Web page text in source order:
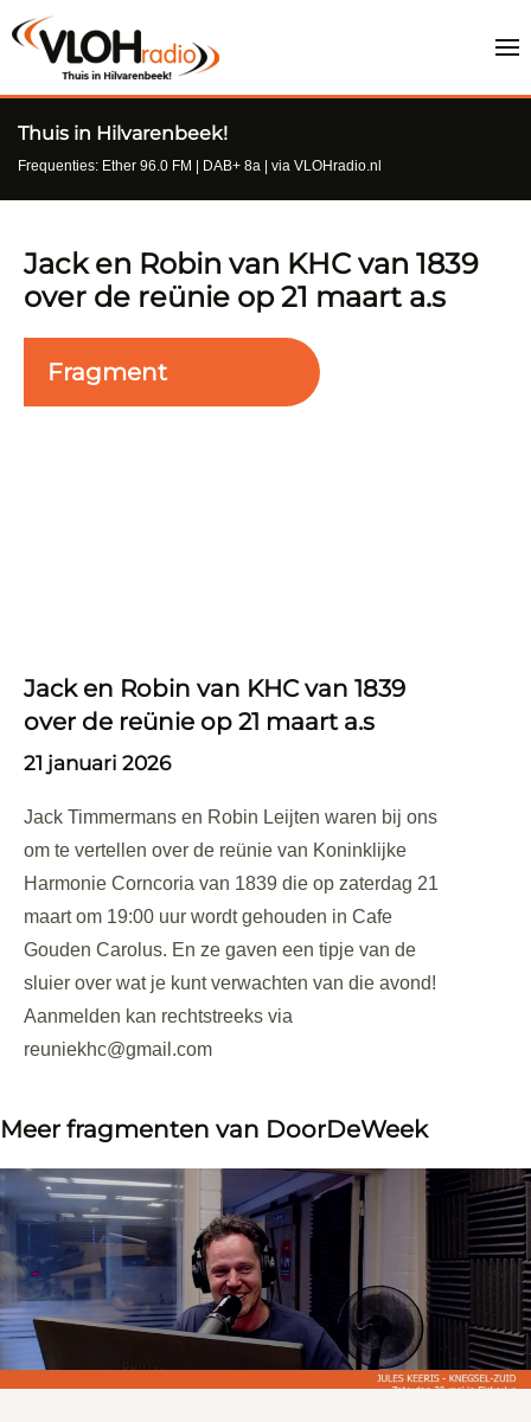
Thuis in Hilvarenbeek!
Frequenties: Ether 96.0 FM | DAB+ 8a | via VLOHradio.nl
Jack en Robin van KHC van 1839
over de reünie op 21 maart a.s
Fragment
Jack en Robin van KHC van 1839
over de reünie op 21 maart a.s
21 januari 2026
Jack Timmermans en Robin Leijten waren bij ons
om te vertellen over de reünie van Koninklijke
Harmonie Corncoria van 1839 die op zaterdag 21
maart om 19:00 uur wordt gehouden in Cafe
Gouden Carolus. En ze gaven een tipje van de
sluier over wat je kunt verwachten van die avond!
Aanmelden kan rechtstreeks via
reuniekhc@gmail.com
Meer fragmenten van DoorDeWeek